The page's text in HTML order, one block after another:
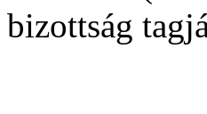
bizottság